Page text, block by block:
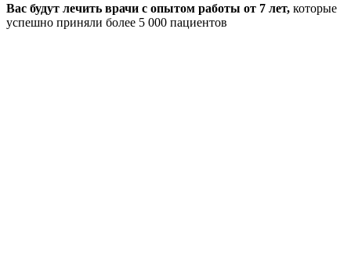
Вас будут лечить врачи с опытом работы от 7 лет, которые
успешно приняли более 5 000 пациентов